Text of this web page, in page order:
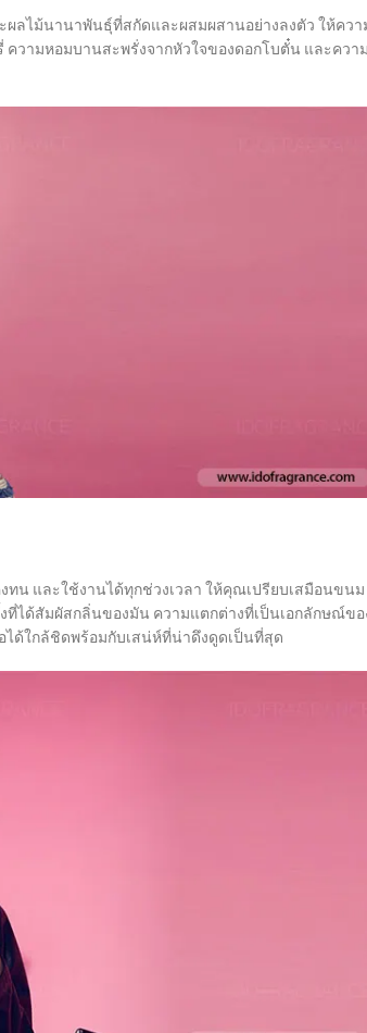
ลไม้นานาพันธุ์ที่สกัดและผสมผสานอย่างลงตัว ให้ควา
วามหอมบานสะพรั่งจากหัวใจของดอกโบตั๋น และควา
น และใช้งานได้ทุกช่วงเวลา ให้คุณเปรียบเสมือนขนม
ได้สัมผัสกลิ่นของมัน ความแตกต่างที่เป็นเอกลักษณ์ขอ
ด้ใกล้ชิดพร้อมกับเสน่ห์ที่น่าดึงดูดเป็นที่สุด